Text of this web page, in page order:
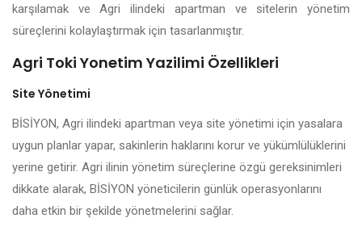
karşılamak ve Agri ilindeki apartman ve sitelerin yönetim
süreçlerini kolaylaştırmak için tasarlanmıştır.
Agri Toki Yonetim Yazilimi Özellikleri
Site Yönetimi
BİSİYON, Agri ilindeki apartman veya site yönetimi için yasalara
uygun planlar yapar, sakinlerin haklarını korur ve yükümlülüklerini
yerine getirir. Agri ilinin yönetim süreçlerine özgü gereksinimleri
dikkate alarak, BİSİYON yöneticilerin günlük operasyonlarını
daha etkin bir şekilde yönetmelerini sağlar.